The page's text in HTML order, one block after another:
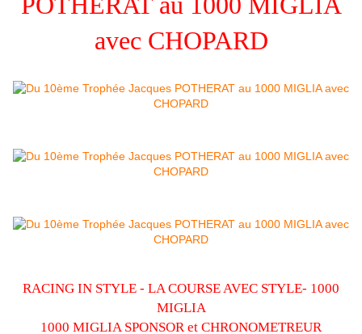
avec CHOPARD
RACING IN STYLE - LA COURSE AVEC STYLE- 1000
MIGLIA
1000 MIGLIA SPONSOR et CHRONOMETREUR